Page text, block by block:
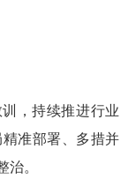
，持续推进行业
准部署、多措并
治。